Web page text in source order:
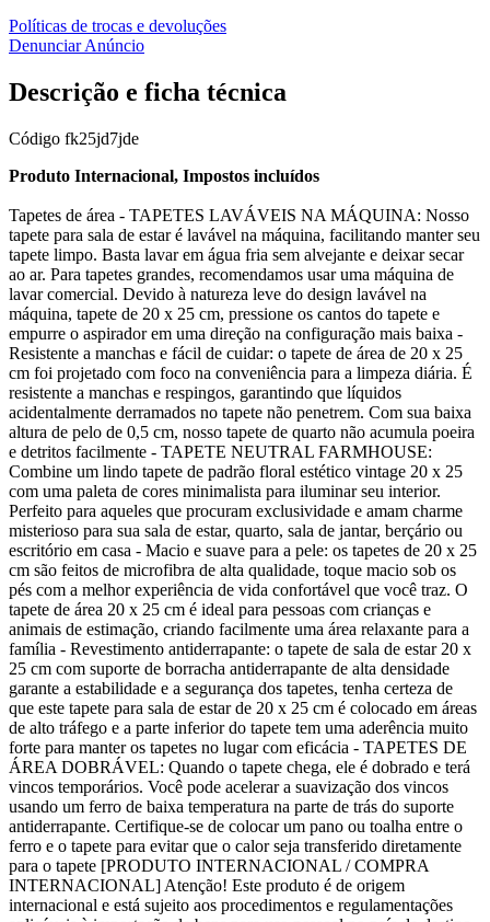
Políticas de trocas e devoluções
Denunciar Anúncio
Descrição e ficha técnica
Código fk25jd7jde
Produto Internacional, Impostos incluídos
Tapetes de área - TAPETES LAVÁVEIS NA MÁQUINA: Nosso
tapete para sala de estar é lavável na máquina, facilitando manter seu
tapete limpo. Basta lavar em água fria sem alvejante e deixar secar
ao ar. Para tapetes grandes, recomendamos usar uma máquina de
lavar comercial. Devido à natureza leve do design lavável na
máquina, tapete de 20 x 25 cm, pressione os cantos do tapete e
empurre o aspirador em uma direção na configuração mais baixa -
Resistente a manchas e fácil de cuidar: o tapete de área de 20 x 25
cm foi projetado com foco na conveniência para a limpeza diária. É
resistente a manchas e respingos, garantindo que líquidos
acidentalmente derramados no tapete não penetrem. Com sua baixa
altura de pelo de 0,5 cm, nosso tapete de quarto não acumula poeira
e detritos facilmente - TAPETE NEUTRAL FARMHOUSE:
Combine um lindo tapete de padrão floral estético vintage 20 x 25
com uma paleta de cores minimalista para iluminar seu interior.
Perfeito para aqueles que procuram exclusividade e amam charme
misterioso para sua sala de estar, quarto, sala de jantar, berçário ou
escritório em casa - Macio e suave para a pele: os tapetes de 20 x 25
cm são feitos de microfibra de alta qualidade, toque macio sob os
pés com a melhor experiência de vida confortável que você traz. O
tapete de área 20 x 25 cm é ideal para pessoas com crianças e
animais de estimação, criando facilmente uma área relaxante para a
família - Revestimento antiderrapante: o tapete de sala de estar 20 x
25 cm com suporte de borracha antiderrapante de alta densidade
garante a estabilidade e a segurança dos tapetes, tenha certeza de
que este tapete para sala de estar de 20 x 25 cm é colocado em áreas
de alto tráfego e a parte inferior do tapete tem uma aderência muito
forte para manter os tapetes no lugar com eficácia - TAPETES DE
ÁREA DOBRÁVEL: Quando o tapete chega, ele é dobrado e terá
vincos temporários. Você pode acelerar a suavização dos vincos
usando um ferro de baixa temperatura na parte de trás do suporte
antiderrapante. Certifique-se de colocar um pano ou toalha entre o
ferro e o tapete para evitar que o calor seja transferido diretamente
para o tapete [PRODUTO INTERNACIONAL / COMPRA
INTERNACIONAL] Atenção! Este produto é de origem
internacional e está sujeito aos procedimentos e regulamentações